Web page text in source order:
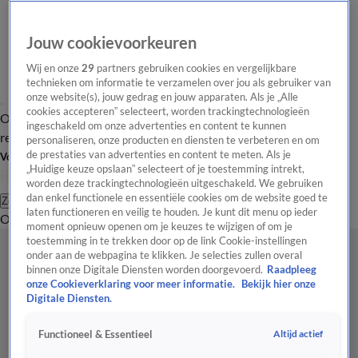
Overzicht Laatste nieuws Regionieuws Het beste van Hart
Tip de
redactie
Volg Hart van Nederland
Zoeken
OverzichtRegioUitzendingenWeerTip de redactiePanelVideo's
Jouw cookievoorkeuren
Wij en onze29 partners gebruiken cookies en vergelijkbare
technieken om informatie te verzamelen over jou als gebruiker van
onze website(s), jouw gedrag en jouw apparaten. Als je „Alle
cookies accepteren” selecteert, worden trackingtechnologieën
ingeschakeld om onze advertenties en content te kunnen
personaliseren, onze producten en diensten te verbeteren en om
de prestaties van advertenties en content te meten. Als je
„Huidige keuze opslaan” selecteert of je toestemming intrekt,
worden deze trackingtechnologieën uitgeschakeld. We gebruiken
dan enkel functionele en essentiële cookies om de website goed te
laten functioneren en veilig te houden. Je kunt dit menu op ieder
moment opnieuw openen om je keuzes te wijzigen of om je
toestemming in te trekken door op de link Cookie-instellingen
onder aan de webpagina te klikken. Je selecties zullen overal
binnen onze Digitale Diensten worden doorgevoerd. Raadpleeg
onze Cookieverklaring voor meer informatie.
Bekijk hier onze
Digitale Diensten.
Functioneel & Essentieel Altijd actief